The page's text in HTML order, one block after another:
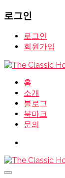
로그인
로그인
회원가입
홈
소개
블로그
북마크
문의